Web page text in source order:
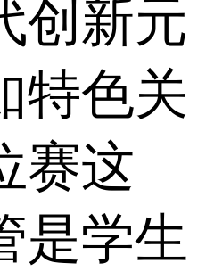
创新元
特色关
赛这
是学生